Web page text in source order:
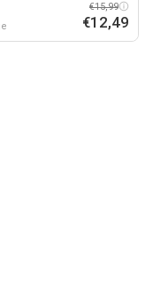
€15,99
€12,49